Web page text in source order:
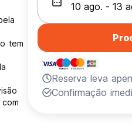
tem
Reserva leva
Confirmação